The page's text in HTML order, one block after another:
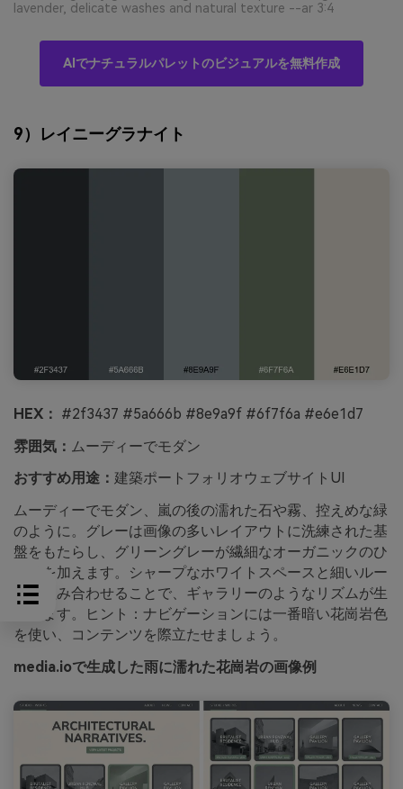
lavender, delicate washes and natural texture --ar 3:4
AIでナチュラルパレットのビジュアルを無料作成
9）レイニーグラナイト
HEX： #2f3437 #5a666b #8e9a9f #6f7f6a #e6e1d7
雰囲気： ムーディーでモダン
おすすめ用途： 建築ポートフォリオウェブサイトUI
ムーディーでモダン、嵐の後の濡れた石や霧、控えめな緑
のように。グレーは画像の多いレイアウトに洗練された基
盤をもたらし、グリーングレーが繊細なオーガニックのひ
ねりを加えます。シャープなホワイトスペースと細いルー
ルと組み合わせることで、ギャラリーのようなリズムが生
まれます。ヒント：ナビゲーションには一番暗い花崗岩色
を使い、コンテンツを際立たせましょう。
media.ioで生成した雨に濡れた花崗岩の画像例